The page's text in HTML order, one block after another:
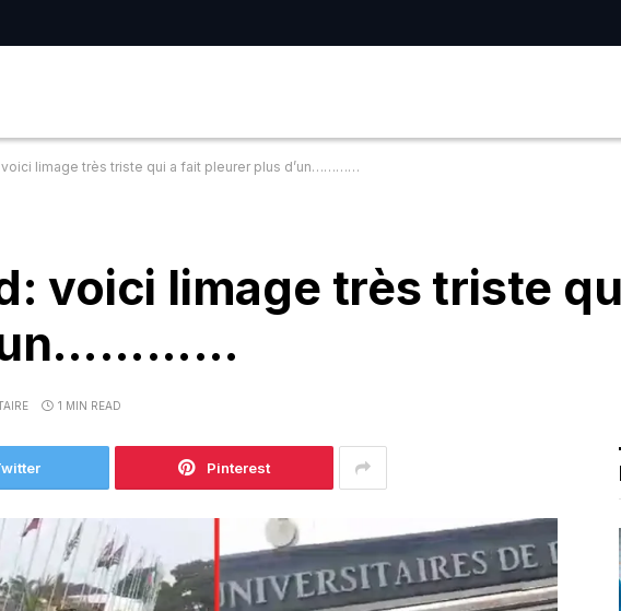
voici limage très triste qui a fait pleurer plus d’un…………
voici limage très triste
1 MIN READ
Pinterest